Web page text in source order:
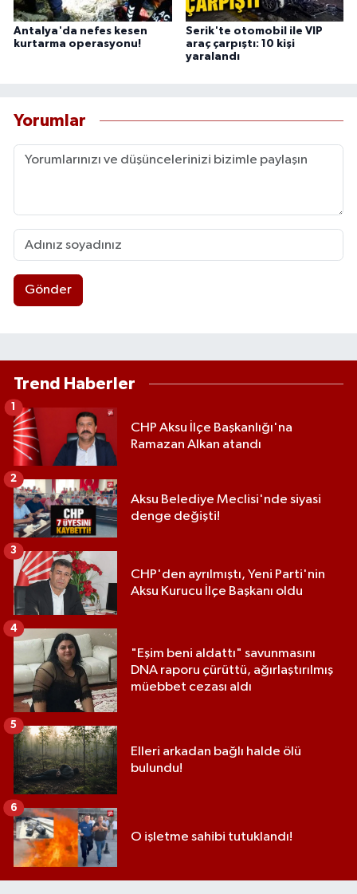
Antalya'da nefes kesen
kurtarma operasyonu!
Serik'te otomobil ile VIP
araç çarpıştı: 10 kişi
yaralandı
Yorumlar
Gönder
Trend Haberler
CHP Aksu İlçe Başkanlığı'na
Ramazan Alkan atandı
1
Aksu Belediye Meclisi'nde siyasi
denge değişti!
2
CHP'den ayrılmıştı, Yeni Parti'nin
Aksu Kurucu İlçe Başkanı oldu
3
"Eşim beni aldattı" savunmasını
DNA raporu çürüttü, ağırlaştırılmış
müebbet cezası aldı
4
Elleri arkadan bağlı halde ölü
bulundu!
5
O işletme sahibi tutuklandı!
6